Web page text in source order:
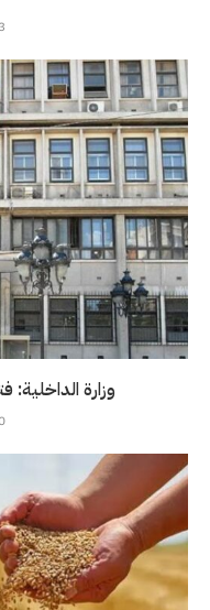
23
وزارة الداخلية:
20